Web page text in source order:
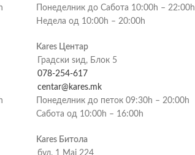
Понеделник до Сабота 10:00h – 22:00h
Недела од 10:00h – 20:00h
Kares Центар
Градски ѕид, Блок 5
078-254-617
centar@kares.mk
Понеделник до петок 09:30h – 20:00h
Сабота од 10:00h – 16:00h
Kares Битола
бул. 1 Мај 224